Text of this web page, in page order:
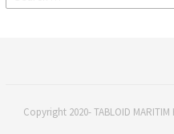
for:
Copyright 2020- TABLOID